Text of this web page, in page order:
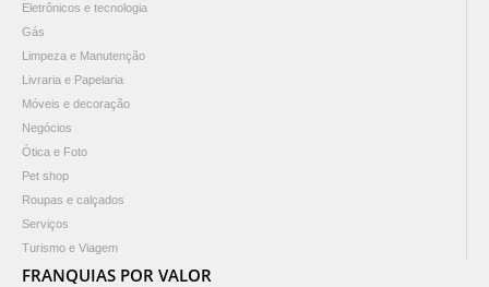
Eletrônicos e tecnologia
Gás
Limpeza e Manutenção
Livraria e Papelaria
Móveis e decoração
Negócios
Ótica e Foto
Pet shop
Roupas e calçados
Serviços
Turismo e Viagem
FRANQUIAS POR VALOR